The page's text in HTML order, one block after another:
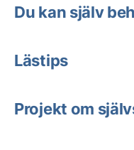
Du kan själv
Lästips
Projekt om